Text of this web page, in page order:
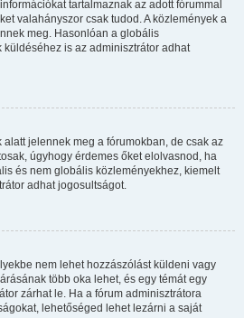
tartalmaznak az adott fórummal
valahányszor csak tudod. A közlemények a
meg. Hasonlóan a globális
is az adminisztrátor adhat
jelennek meg a fórumokban, de csak az
úgyhogy érdemes őket elolvasnod, ha
és nem globális közleményekhez, kiemelt
adhat jogosultságot.
nem lehet hozzászólást küldeni vagy
több oka lehet, és egy témát egy
zárhat le. Ha a fórum adminisztrátora
lehetőséged lehet lezárni a saját